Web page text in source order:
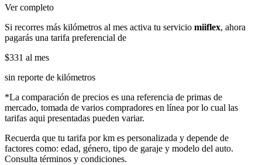
Ver completo
Si recorres más kilómetros al mes activa tu servicio miiflex, ahora
pagarás una tarifa preferencial de
$331 al mes
sin reporte de kilómetros
*La comparación de precios es una referencia de primas de
mercado, tomada de varios compradores en línea por lo cual las
tarifas aqui presentadas pueden variar.
Recuerda que tu tarifa por km es personalizada y depende de
factores como: edad, género, tipo de garaje y modelo del auto.
Consulta términos y condiciones.